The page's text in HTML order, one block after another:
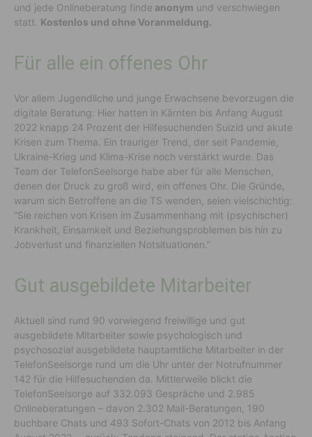
und jede Onlineberatung finde anonym und verschwiegen
statt. Kostenlos und ohne Voranmeldung.
Für alle ein offenes Ohr
Vor allem Jugendliche und junge Erwachsene bevorzugen die
digitale Beratung: Hier hatten in Kärnten bis Anfang August
2022 knapp 24 Prozent der Hilfesuchenden Suizid und akute
Krisen zum Thema. Ein trauriger Trend, der seit Pandemie,
Ukraine-Krieg und Klima-Krise noch verstärkt wurde. Das
Team der TelefonSeelsorge habe aber für alle Menschen,
denen der Druck zu groß wird, ein offenes Ohr. Die Gründe,
warum sich Betroffene an die TS wenden, seien vielschichtig:
“Sie reichen von Krisen im Zusammenhang mit (psychischer)
Krankheit, Einsamkeit und Beziehungsproblemen bis hin zu
Jobverlust und finanziellen Notsituationen.”
Gut ausgebildete Mitarbeiter
Aktuell sind rund 90 vorwiegend freiwillige und gut
ausgebildete Mitarbeiter sowie psychologisch und
psychosozial ausgebildete hauptamtliche Mitarbeiter in der
TelefonSeelsorge rund um die Uhr unter der Notrufnummer
142 für die Hilfesuchenden da. Mittlerweile blickt die
TelefonSeelsorge auf 332.093 Gespräche und 2.985
Onlineberatungen – davon 2.302 Mail-Beratungen, 190
buchbare Chats und 493 Sofort-Chats von 2012 bis Anfang